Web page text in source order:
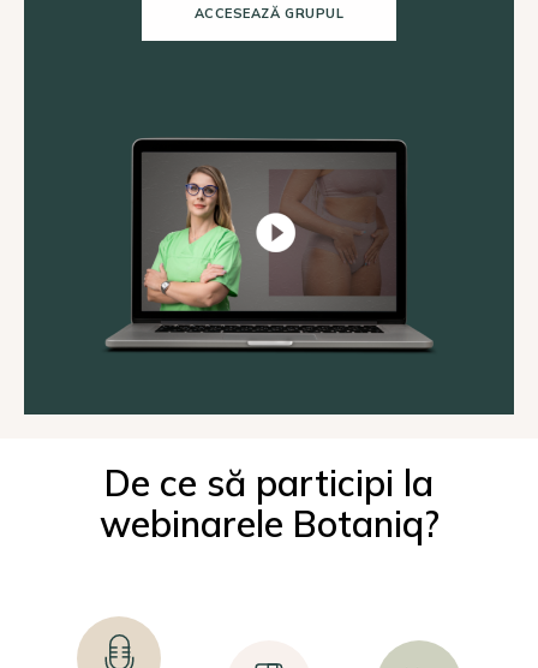
ACCESEAZĂ GRUPUL
De ce să participi la
webinarele Botaniq?